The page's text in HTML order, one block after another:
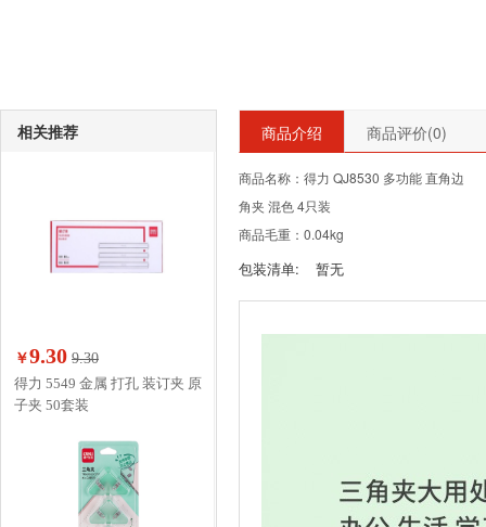
相关推荐
￥9.30 9.30
得力 5549 金属 打孔 装订夹 原
子夹 50套装
商品介绍 商品评价(0)
商品名称：得力 QJ8530 多功能 直角边
角夹 混色 4只装
商品毛重：0.04kg
包装清单: 暂无